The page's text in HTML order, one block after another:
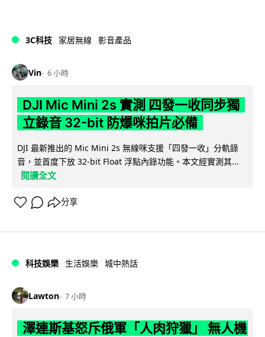
3C科技 家居無線 影音產品
Vin 6 小時
DJI Mic Mini 2s 實測 四發一收同步獨
立錄音 32-bit 防爆咪拍片必備
DJI 最新推出的 Mic Mini 2s 無線咪支援「四發一收」分軌錄
音，並首度下放 32-bit Float 浮點內錄功能。本文經實測其...
閱讀全文
分享
科技娛樂 生活娛樂 城中熱話
Lawton 7 小時
澤連斯基怒斥俄軍「人肉狩獵」 無人機